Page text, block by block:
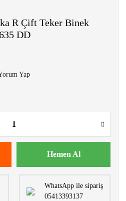
R Çift Teker Binek
DD
Yap
Hemen Al
WhatsApp ile sipariş
05413393137